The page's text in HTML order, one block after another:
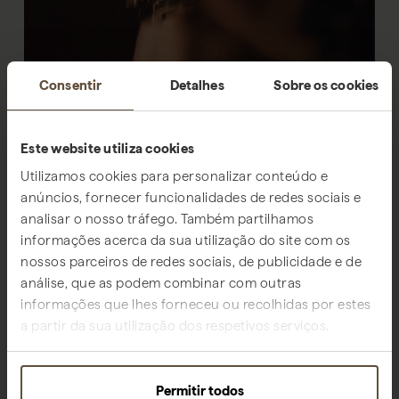
Consentir Detalhes Sobre os cookies
Este website utiliza cookies
Utilizamos cookies para personalizar conteúdo e
anúncios, fornecer funcionalidades de redes sociais e
analisar o nosso tráfego. Também partilhamos
informações acerca da sua utilização do site com os
nossos parceiros de redes sociais, de publicidade e de
análise, que as podem combinar com outras
informações que lhes forneceu ou recolhidas por estes
a partir da sua utilização dos respetivos serviços.
Permitir todos
ABERTURA A 10 DE JULHO
JULHO E AGOSTO
Aberto 23:30 - 4:00